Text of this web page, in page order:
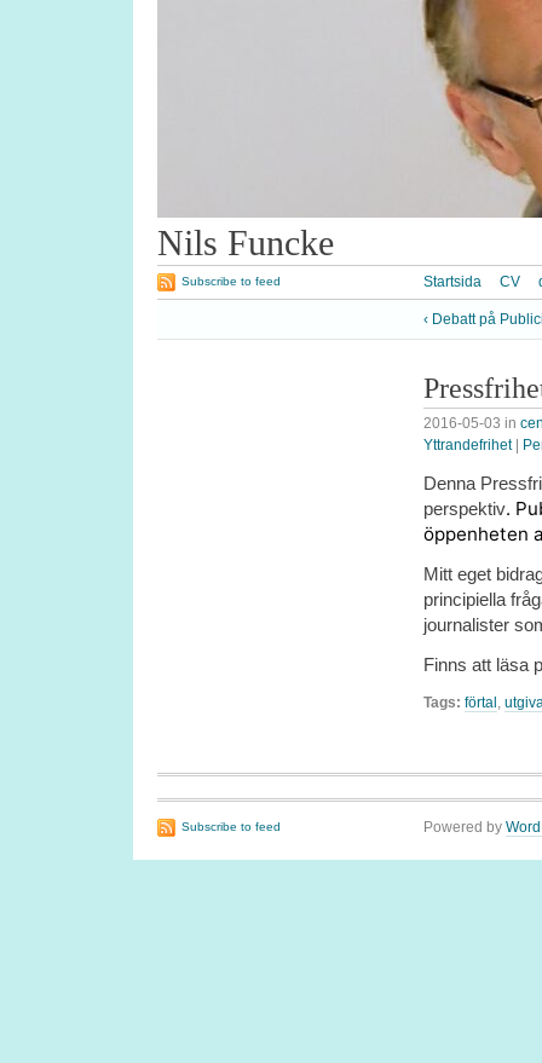
Nils Funcke
Startsida CV
Subscribe to feed
‹ Debatt på
2016-05-03 in
Yttrandefrihet|
Denna
perspektiv.
öppenheten
Mitt eget
principiella
journalister
Finns att läsa
Tags: förtal ,
Subscribe to feed Powered by